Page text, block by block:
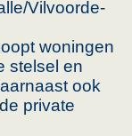
Vilvoorde-
woningen
stelsel en
ook
private